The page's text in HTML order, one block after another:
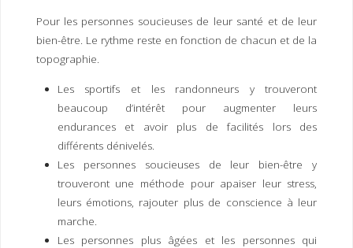
Pour les personnes soucieuses de leur santé et de leur
bien-être. Le rythme reste en fonction de chacun et de la
topographie.
Les sportifs et les randonneurs y trouveront
beaucoup d’intérêt pour augmenter leurs
endurances et avoir plus de facilités lors des
différents dénivelés.
Les personnes soucieuses de leur bien-être y
trouveront une méthode pour apaiser leur stress,
leurs émotions, rajouter plus de conscience à leur
marche.
Les personnes plus âgées et les personnes qui